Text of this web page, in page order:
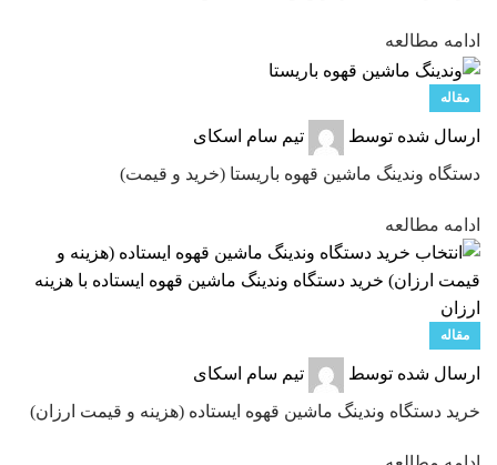
ادامه مطالعه
مقاله
ارسال شده توسط تیم سام اسکای
دستگاه وندینگ ماشین قهوه باریستا (خرید و قیمت)
ادامه مطالعه
مقاله
ارسال شده توسط تیم سام اسکای
خرید دستگاه وندینگ ماشین قهوه ایستاده (هزینه و قیمت ارزان)